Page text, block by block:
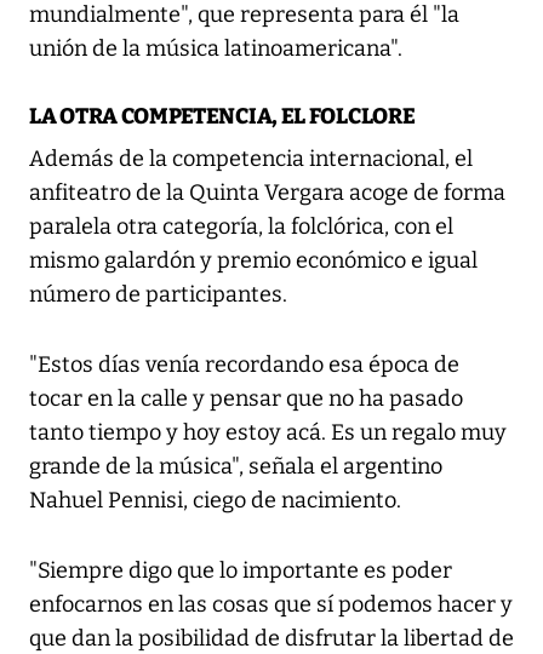
mundialmente", que representa para él "la
unión de la música latinoamericana".
LA OTRA COMPETENCIA, EL FOLCLORE
Además de la competencia internacional, el
anfiteatro de la Quinta Vergara acoge de forma
paralela otra categoría, la folclórica, con el
mismo galardón y premio económico e igual
número de participantes.
"Estos días venía recordando esa época de
tocar en la calle y pensar que no ha pasado
tanto tiempo y hoy estoy acá. Es un regalo muy
grande de la música", señala el argentino
Nahuel Pennisi, ciego de nacimiento.
"Siempre digo que lo importante es poder
enfocarnos en las cosas que sí podemos hacer y
que dan la posibilidad de disfrutar la libertad de